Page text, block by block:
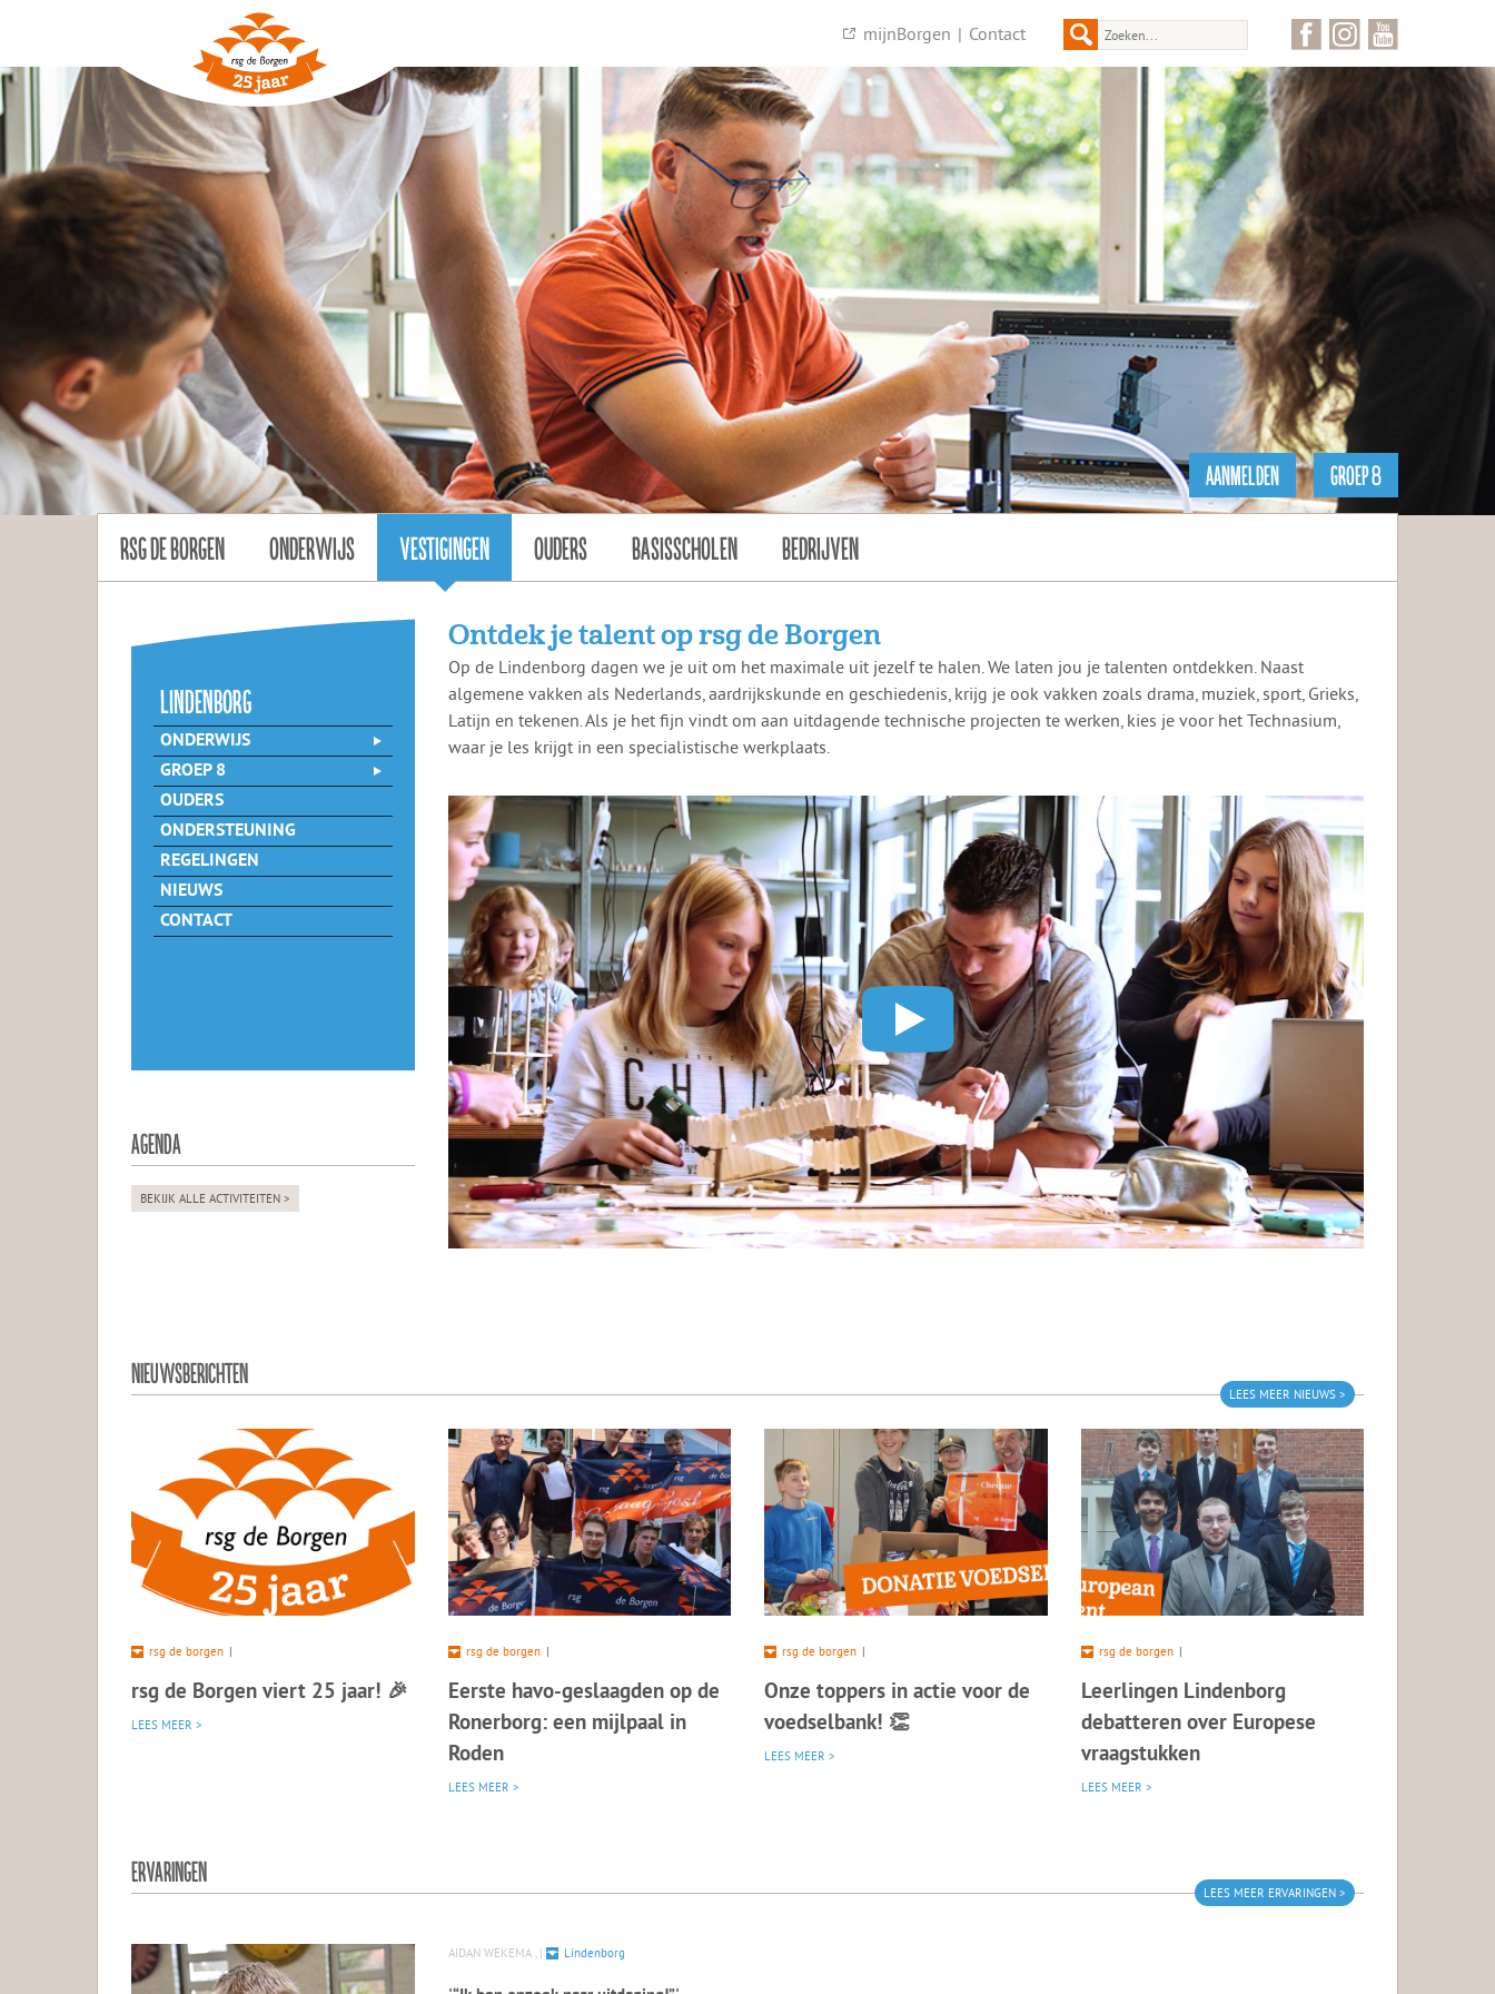
mijnBorgen | Contact
GROEP 8
AANMELDEN
RSG DE BORGEN ONDERWIJS VESTIGINGEN OUDERS BASISSCHOLEN BEDRIJVEN
lindenborg
ONDERWIJS
GROEP 8
OUDERS
ONDERSTEUNING
REGELINGEN
NIEUWS
CONTACT
AGENDA
BEKIJK ALLE ACTIVITEITEN >
Ontdek je talent op rsg de Borgen
Op de Lindenborg dagen we je uit om het maximale uit jezelf te halen. We laten jou je talenten ontdekken. Naast
algemene vakken als Nederlands, aardrijkskunde en geschiedenis, krijg je ook vakken zoals drama, muziek, sport, Grieks,
Latijn en tekenen. Als je het fijn vindt om aan uitdagende technische projecten te werken, kies je voor het Technasium,
waar je les krijgt in een specialistische werkplaats.
NIEUWSBERICHTEN
rsg de borgen |
rsg de Borgen viert 25 jaar! 🎉
LEES MEER >
rsg de borgen |
Eerste havo-geslaagden op de
Ronerborg: een mijlpaal in
Roden
LEES MEER >
rsg de borgen |
Onze toppers in actie voor de
voedselbank! 👏
LEES MEER >
rsg de borgen |
Leerlingen Lindenborg
debatteren over Europese
vraagstukken
LEES MEER >
LEES MEER NIEUWS >
ERVARINGEN
AIDAN WEKEMA , | Lindenborg
LEES MEER ERVARINGEN >